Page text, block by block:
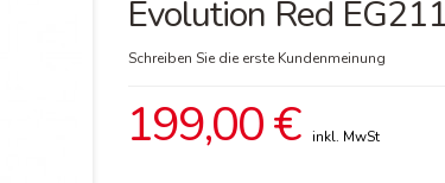
Evolution Red
Schreiben Sie die erste Kundenmeinung
199,00 €